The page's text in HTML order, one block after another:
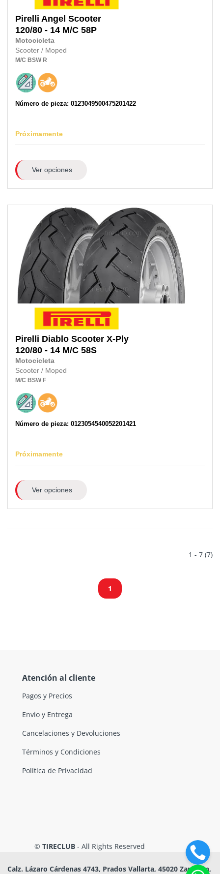
Pirelli Angel Scooter
120/80 - 14 M/C 58P
Motocicleta
Scooter / Moped
M/C BSW R
Número de pieza: 0123049500475201422
Próximamente
Ver opciones
Pirelli Diablo Scooter X-Ply
120/80 - 14 M/C 58S
Motocicleta
Scooter / Moped
M/C BSW F
Número de pieza: 0123054540052201421
Próximamente
Ver opciones
1 - 7 (7)
1
Atención al cliente
Pagos y Precios
Envio y Entrega
Cancelaciones y Devoluciones
Términos y Condiciones
Política de Privacidad
© TIRECLUB - All Rights Reserved
Calz. Lázaro Cárdenas 4743, Prados Vallarta, 45020 Zapopan,